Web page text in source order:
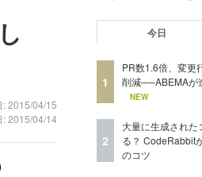
: 2015/04/15
: 2015/04/14
今日
1
PR数1.6倍、変更
削減──ABEMAが
NEW
2
大量に生成され
る？ CodeRabbit
のコツ